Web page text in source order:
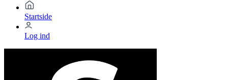
Startside
Log ind